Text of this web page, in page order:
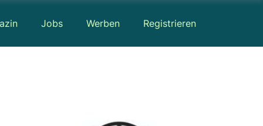
Jobs Werben Registrieren